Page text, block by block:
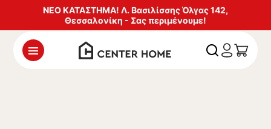
ΝΕΟ ΚΑΤΑΣΤΗΜΑ! Λ. Βασιλίσσης Όλγας 142,
Θεσσαλονίκη - Σας περιμένουμε!